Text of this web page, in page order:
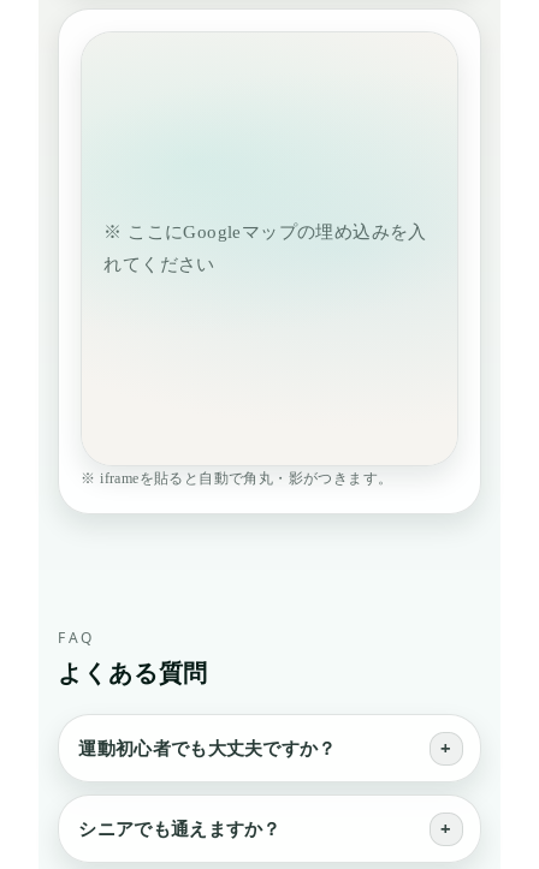
※ ここにGoogleマップの埋め込みを入
れてください
※ iframeを貼ると自動で角丸・影がつきます。
FAQ
よくある質問
運動初心者でも大丈夫ですか？
シニアでも通えますか？